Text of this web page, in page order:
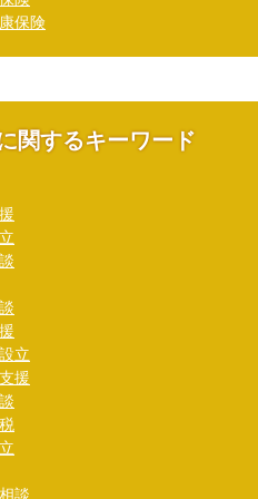
保険
関するキーワード
立
援
談